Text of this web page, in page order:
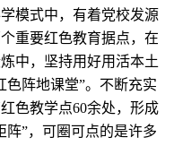
模式中，有着党校发源
重要红色教育据点，在
中，坚持用好用活本土
色阵地课堂”。不断充实
色教学点60余处，形成
阵”，可圈可点的是许多